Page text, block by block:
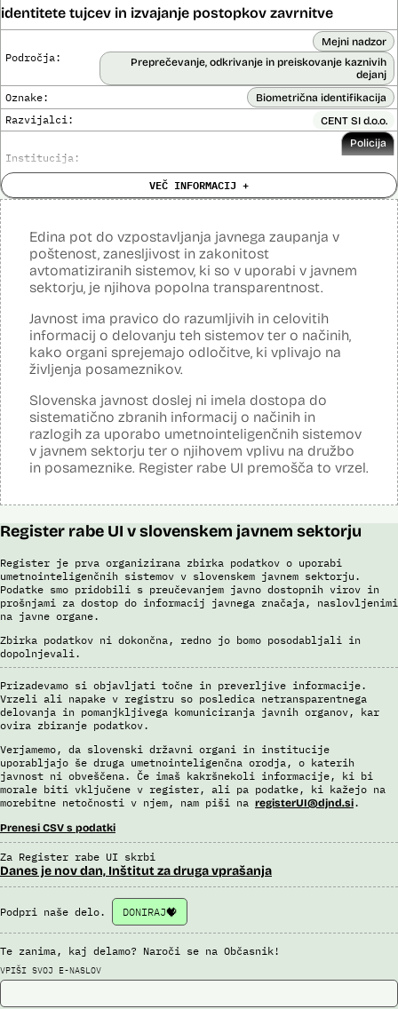
identitete tujcev in izvajanje postopkov zavrnitve
Področja:
Mejni nadzor
Preprečevanje, odkrivanje in preiskovanje kaznivih
dejanj
Oznake: Biometrična identifikacija
Razvijalci: CENT SI d.o.o.
Institucija:
Policija
Cena: 136.701,00 € z DDV
Analiza učinka na osebne podatke opravljena:
Posodobljeno: 3. december 2024
S pomočjo sistema policija ugotavlja identiteto in registrira ilegalne
zavrnitve vstopa. S sistemom zajemajo izjave tujcev, njihove listine,
obrazne fotografije v času postopka ter prstne odtise. Sistem
podatke preverja v bazah podatkov policije (evidence prekrškov in
evidence dogodkov), evidenci iskanih oseb, Schengenskem
informacijskem sistemu, Vizumskem informacijskem sistemu in bazah
S sistemom AFIS (Automated Fingerprint Identification System /
Sistem za avtomatizirano identifikacijo prstnih odtisov), ki temelji na
uporabi algoritmov za izdelavo in iskanje biometričnih razpoznavnih
znakov, je omogočena primerjava in iskanje prstnih odtisov.
Brošura 60 let informacijsko telekomunikacijskega sistema policije
Odgovor na zahtevo za dostop do informacij javnega značaja
VEČ INFORMACIJ +
Edina pot do vzpostavljanja javnega zaupanja v
poštenost, zanesljivost in zakonitost
avtomatiziranih sistemov, ki so v uporabi v javnem
sektorju, je njihova popolna transparentnost.
Javnost ima pravico do razumljivih in celovitih
informacij o delovanju teh sistemov ter o načinih,
kako organi sprejemajo odločitve, ki vplivajo na
življenja posameznikov.
Slovenska javnost doslej ni imela dostopa do
sistematično zbranih informacij o načinih in
razlogih za uporabo umetnointeligenčnih sistemov
v javnem sektorju ter o njihovem vplivu na družbo
in posameznike. Register rabe UI premošča to vrzel.
Register rabe UI v slovenskem javnem sektorju
Register je prva organizirana zbirka podatkov o uporabi
umetnointeligenčnih sistemov v slovenskem javnem sektorju.
Podatke smo pridobili s preučevanjem javno dostopnih virov in
prošnjami za dostop do informacij javnega značaja, naslovljenimi
na javne organe.
Zbirka podatkov ni dokončna, redno jo bomo posodabljali in
dopolnjevali.
Prizadevamo si objavljati točne in preverljive informacije.
Vrzeli ali napake v registru so posledica netransparentnega
delovanja in pomanjkljivega komuniciranja javnih organov, kar
ovira zbiranje podatkov.
Verjamemo, da slovenski državni organi in institucije
uporabljajo še druga umetnointeligenčna orodja, o katerih
javnost ni obveščena. Če imaš kakršnekoli informacije, ki bi
morale biti vključene v register, ali pa podatke, ki kažejo na
morebitne netočnosti v njem, nam piši na registerUI@djnd.si.
Prenesi CSV s podatki
Za Register rabe UI skrbi
Danes je nov dan, Inštitut za druga vprašanja
Podpri naše delo. DONIRAJ
Te zanima, kaj delamo? Naroči se na Občasnik!
VPIŠI SVOJ E-NASLOV